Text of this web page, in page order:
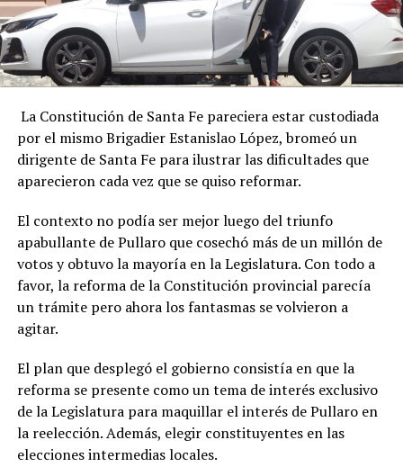
La Constitución de Santa Fe pareciera estar custodiada
por el mismo Brigadier Estanislao López, bromeó un
dirigente de Santa Fe para ilustrar las dificultades que
aparecieron cada vez que se quiso reformar.
El contexto no podía ser mejor luego del triunfo
apabullante de Pullaro que cosechó más de un millón de
votos y obtuvo la mayoría en la Legislatura. Con todo a
favor, la reforma de la Constitución provincial parecía
un trámite pero ahora los fantasmas se volvieron a
agitar.
El plan que desplegó el gobierno consistía en que la
reforma se presente como un tema de interés exclusivo
de la Legislatura para maquillar el interés de Pullaro en
la reelección. Además, elegir constituyentes en las
elecciones intermedias locales.